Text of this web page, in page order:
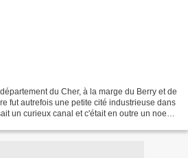
fut autrefois une petite cité industrieuse dans
un curieux canal et c'était en outre un noeud